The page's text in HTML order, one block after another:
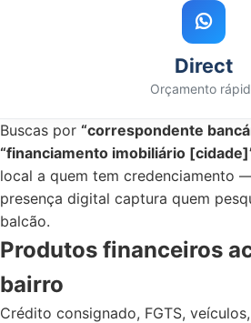
Direct
Orçamento
Buscas por “correspondente
“financiamento imobiliário
local a quem tem credenciamento
presença digital captura quem
balcão.
Produtos financeiros
bairro
Crédito consignado, FGTS,